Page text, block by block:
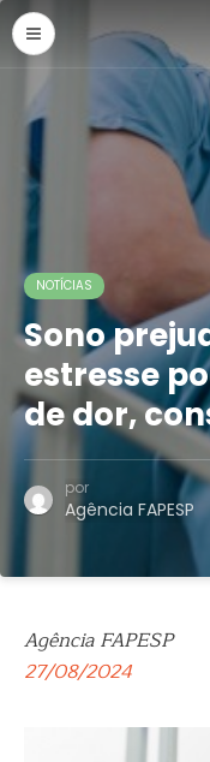
NOTÍCIAS
Sono
estresse
de dor,
por
Agência FAPESP
Agência FAPESP
27/08/2024